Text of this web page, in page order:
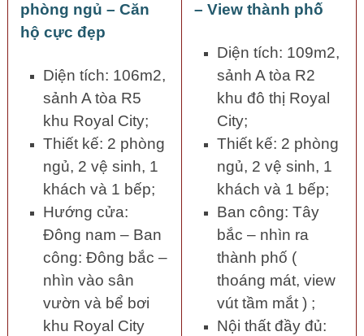
phòng ngủ – Căn
hộ cực đẹp
Diện tích: 106m2,
sảnh A tòa R5
khu Royal City;
Thiết kế: 2 phòng
ngủ, 2 vệ sinh, 1
khách và 1 bếp;
Hướng cửa:
Đông nam – Ban
công: Đông bắc –
nhìn vào sân
vườn và bể bơi
khu Royal City
– View thành phố
Diện tích: 109m2,
sảnh A tòa R2
khu đô thị Royal
City;
Thiết kế: 2 phòng
ngủ, 2 vệ sinh, 1
khách và 1 bếp;
Ban công: Tây
bắc – nhìn ra
thành phố (
thoáng mát, view
vút tầm mắt ) ;
Nội thất đầy đủ: